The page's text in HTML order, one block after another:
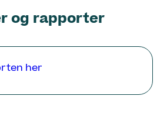
og rapporter
her